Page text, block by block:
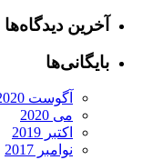
آخرین دیدگاه‌ها
بایگانی‌ها
آگوست 2020
می 2020
اکتبر 2019
نوامبر 2017